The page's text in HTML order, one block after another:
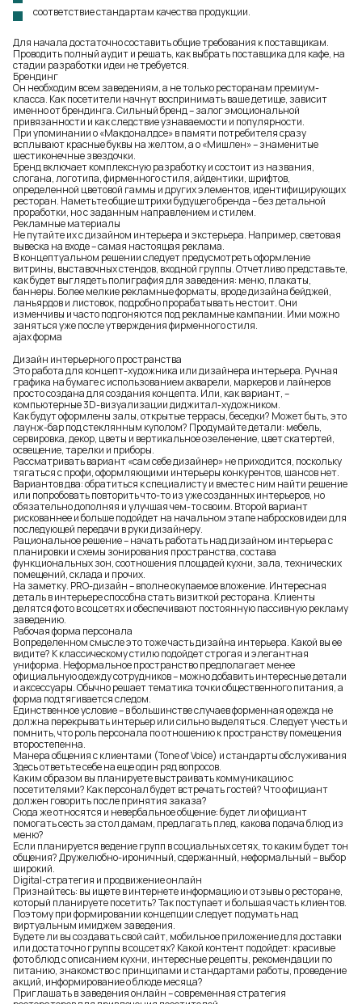
соответствие стандартам качества продукции.
Для начала достаточно составить общие требования к поставщикам.
Проводить полный аудит и решать, как выбрать поставщика для кафе, на
стадии разработки идеи не требуется.
Брендинг
Он необходим всем заведениям, а не только ресторанам премиум-
класса. Как посетители начнут воспринимать ваше детище, зависит
именно от брендинга. Сильный бренд – залог эмоциональной
привязанности и как следствие узнаваемости и популярности.
При упоминании о «Макдоналдсе» в памяти потребителя сразу
всплывают красные буквы на желтом, а о «Мишлен» – знаменитые
шестиконечные звездочки.
Бренд включает комплексную разработку и состоит из названия,
слогана, логотипа, фирменного стиля, айдентики, шрифтов,
определенной цветовой гаммы и других элементов, идентифицирующих
ресторан. Наметьте общие штрихи будущего бренда – без детальной
проработки, но с заданным направлением и стилем.
Рекламные материалы
Не путайте их с дизайном интерьера и экстерьера. Например, световая
вывеска на входе – самая настоящая реклама.
В концептуальном решении следует предусмотреть оформление
витрины, выставочных стендов, входной группы. Отчетливо представьте,
как будет выглядеть полиграфия для заведения: меню, плакаты,
баннеры. Более мелкие рекламные форматы, вроде дизайна бейджей,
ланьярдов и листовок, подробно прорабатывать не стоит. Они
изменчивы и часто подгоняются под рекламные кампании. Ими можно
заняться уже после утверждения фирменного стиля.
ajax форма
Дизайн интерьерного пространства
Это работа для концепт-художника или дизайнера интерьера. Ручная
графика на бумаге с использованием акварели, маркеров и лайнеров
просто создана для создания концепта. Или, как вариант, –
компьютерные 3D-визуализации диджитал-художником.
Как будут оформлены залы, открытые террасы, беседки? Может быть, это
лаунж-бар под стеклянным куполом? Продумайте детали: мебель,
сервировка, декор, цветы и вертикальное озеленение, цвет скатертей,
освещение, тарелки и приборы.
Рассматривать вариант «сам себе дизайнер» не приходится, поскольку
тягаться с профи, оформляющими интерьеры конкурентов, шансов нет.
Вариантов два: обратиться к специалисту и вместе с ним найти решение
или попробовать повторить что-то из уже созданных интерьеров, но
обязательно дополняя и улучшая чем-то своим. Второй вариант
рискованнее и больше подойдет на начальном этапе набросков идеи для
последующей передачи в руки дизайнеру.
Рациональное решение – начать работать над дизайном интерьера с
планировки и схемы зонирования пространства, состава
функциональных зон, соотношения площадей кухни, зала, технических
помещений, склада и прочих.
На заметку. PRO-дизайн – вполне окупаемое вложение. Интересная
деталь винтерьереспособна стать визиткой ресторана. Клиенты
делятся фото в соцсетях и обеспечивают постоянную пассивную рекламу
заведению.
Рабочая форма персонала
В определенном смысле это тоже часть дизайна интерьера. Какой вы ее
видите? К классическому стилю подойдет строгая и элегантная
униформа. Неформальное пространство предполагает менее
официальную одежду сотрудников – можно добавить интересные детали
и аксессуары. Обычно решает тематика точки общественного питания, а
форма подтягивается следом.
Единственное условие – в большинстве случаев форменная одежда не
должна перекрывать интерьер или сильно выделяться. Следует учесть и
помнить, что роль персонала по отношению к пространству помещения
второстепенна.
Манера общения с клиентами (Tone of Voice) и стандарты обслуживания
Здесь ответьте себе на еще один ряд вопросов.
Каким образом вы планируете выстраивать коммуникацию с
посетителями? Как персонал будет встречать гостей? Что официант
должен говорить после принятия заказа?
Сюда же относятся и невербальное общение: будет ли официант
помогать сесть за стол дамам, предлагать плед, какова подача блюд из
меню?
Если планируется ведение групп в социальных сетях, то каким будет тон
общения? Дружелюбно-ироничный, сдержанный, неформальный – выбор
широкий.
Digital-стратегия и продвижение онлайн
Признайтесь: вы ищете в интернете информацию и отзывы о ресторане,
который планируете посетить? Так поступает и большая часть клиентов.
Поэтому при формировании концепции следует подумать над
виртуальным имиджем заведения.
Будете ли вы создавать свой сайт, мобильное приложение для доставки
или достаточно группы в соцсетях? Какой контент подойдет: красивые
фото блюд с описанием кухни, интересные рецепты, рекомендации по
питанию, знакомство с принципами и стандартами работы, проведение
акций, информирование о блюде месяца?
Приглашать взаведенияонлайн – современная стратегия